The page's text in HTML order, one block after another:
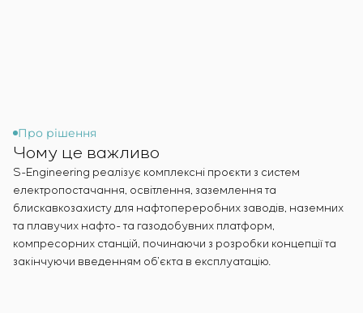
щитового обладнання
Розробка математичних моделей об’єктів
управління
Розробка спеціальних алгоритмів
Розробка систем управління
Енергоаудит
Про рішення
Чому це важливо
S-Engineering реалізує комплексні проєкти з систем
електропостачання, освітлення, заземлення та
блискавкозахисту для нафтопереробних заводів, наземних
та плавучих нафто- та газодобувних платформ,
компресорних станцій, починаючи з розробки концепції та
закінчуючи введенням об’єкта в експлуатацію.